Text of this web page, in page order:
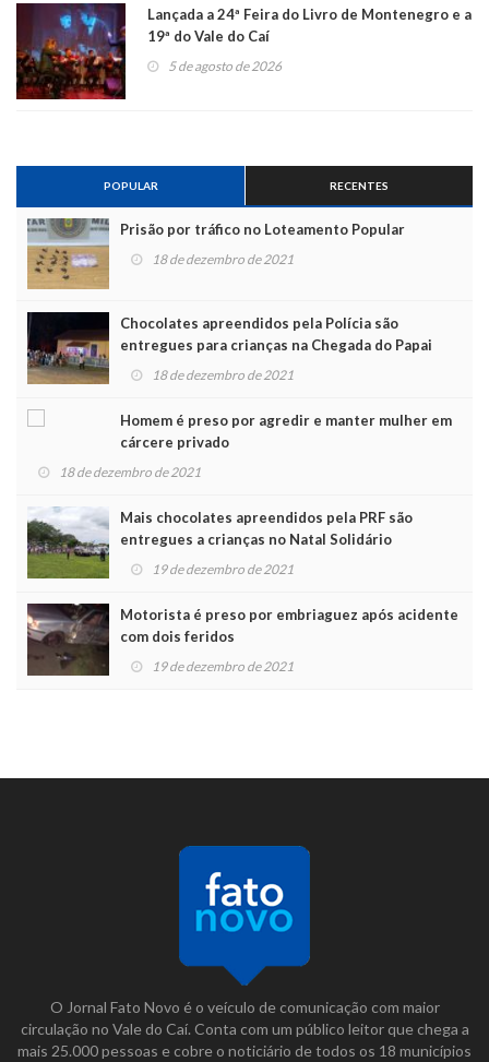
Lançada a 24ª Feira do Livro de Montenegro e a
19ª do Vale do Caí
5 de agosto de 2026
POPULAR RECENTES
Prisão por tráfico no Loteamento Popular
18 de dezembro de 2021
Chocolates apreendidos pela Polícia são
entregues para crianças na Chegada do Papai
Noel 18 de dezembro de 2021
Homem é preso por agredir e manter mulher em
cárcere privado
18 de dezembro de 2021
Mais chocolates apreendidos pela PRF são
entregues a crianças no Natal Solidário
19 de dezembro de 2021
Motorista é preso por embriaguez após acidente
com dois feridos
19 de dezembro de 2021
O Jornal Fato Novo é o veículo de comunicação com maior
circulação no Vale do Caí. Conta com um público leitor que chega a
mais 25.000 pessoas e cobre o noticiário de todos os 18 municípios